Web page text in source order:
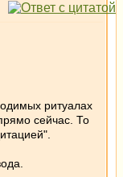
ритуалах
сейчас. То